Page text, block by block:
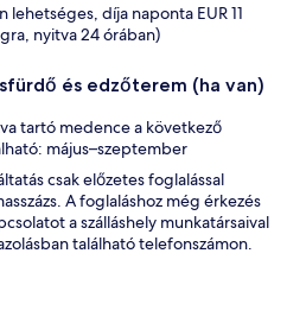
lehetséges, díja naponta EUR 11
nyitva 24 órában)
és edzőterem (ha van)
tartó medence a következő
május–szeptember
csak előzetes foglalással
A foglaláshoz még érkezés
a szálláshely munkatársaival
található telefonszámon.